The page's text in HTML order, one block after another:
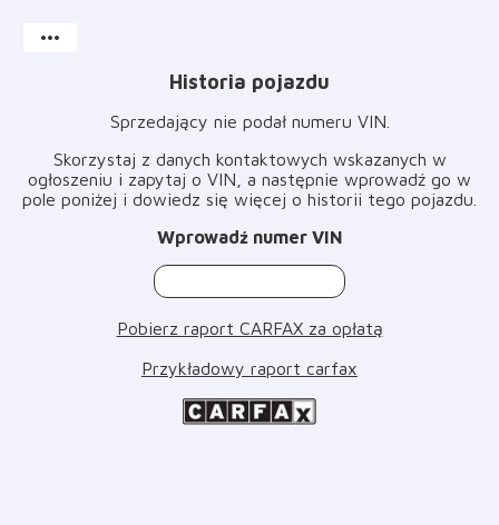
more_horiz
Historia pojazdu
Sprzedający nie podał numeru VIN
Skorzystaj z danych kontaktowych wskazanych w
ogłoszeniu i zapytaj o VIN, a następnie wprowadź go w
pole poniżej i dowiedz się więcej o historii tego pojazdu
Wprowadź numer VIN
Pobierz raport CARFAX za opłatą
Przykładowy raport carfax